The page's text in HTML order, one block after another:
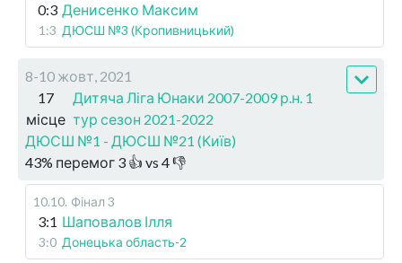
0:3 Денисенко Максим
1:3 ДЮСШ №3 (Кропивницький)
8-10 жовт, 2021
17
місце
Дитяча Ліга Юнаки 2007-2009 р.н. 1
тур сезон 2021-2022
ДЮСШ №1 - ДЮСШ №21 (Київ)
43% перемог 3 👍 vs 4👎
10.10. Фінал 3
3:1 Шаповалов Ілля
3:0 Донецька область-2